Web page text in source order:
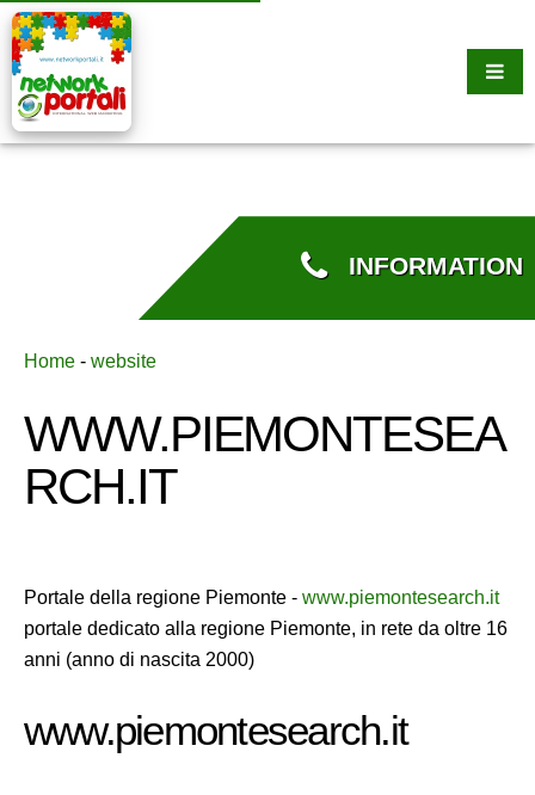
INFORMATION
Home - website
WWW.PIEMONTESEA
RCH.IT
Portale della regione Piemonte - www.piemontesearch.it
portale dedicato alla regione Piemonte, in rete da oltre 16
anni (anno di nascita 2000)
www.piemontesearch.it